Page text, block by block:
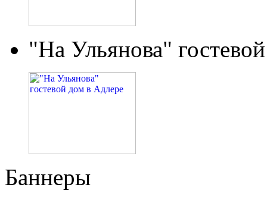
"На Ульянова"
Баннеры